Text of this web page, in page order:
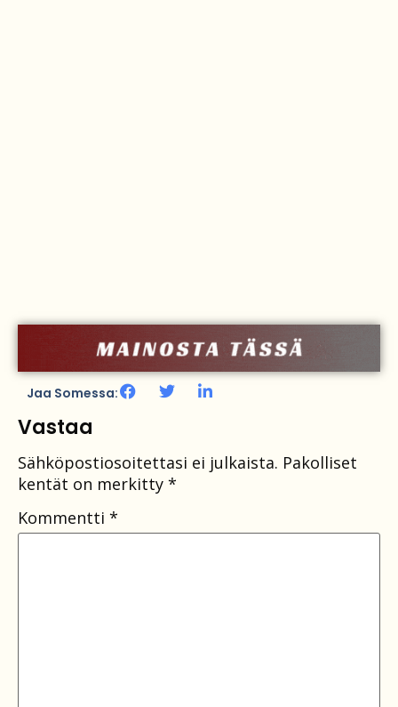
Jaa Somessa:
Vastaa
Sähköpostiosoitettasi ei julkaista. Pakolliset
kentät on merkitty *
Kommentti *